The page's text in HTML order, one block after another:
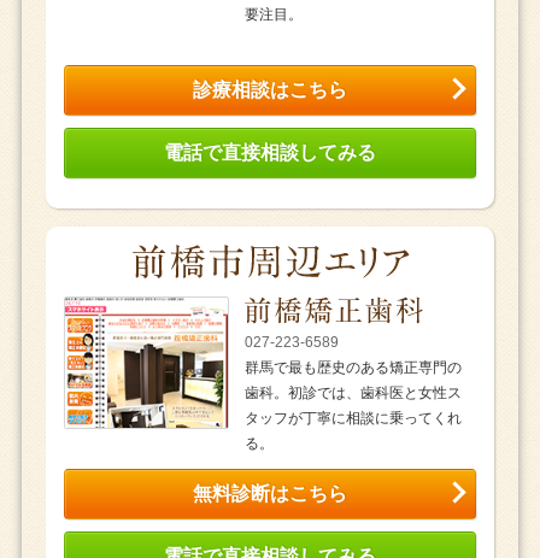
要注目。
診療相談はこちら
電話で直接相談してみる
027-223-6589
群馬で最も歴史のある矯正専門の
歯科。初診では、歯科医と女性ス
タッフが丁寧に相談に乗ってくれ
る。
無料診断はこちら